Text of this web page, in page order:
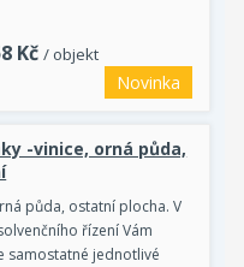
Kč / objekt
Novinka
-vinice, orná půda,
půda, ostatní plocha. V
řízení Vám
samostatné jednotlivé